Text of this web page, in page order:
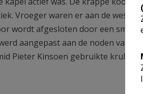
Vroeger waren er aan de
wordt afgesloten door een
aangepast aan de noden van
Pieter Kinsoen gebruikte